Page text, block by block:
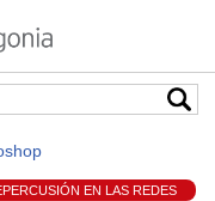
EN LAS REDES